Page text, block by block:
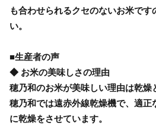
も合わせられるクセのないお米です
い。
■生産者の声
◆ お米の美味しさの理由
穂乃和のお米が美味しい理由は乾燥
穂乃和では遠赤外線乾燥機で、適正
に乾燥をさせています。